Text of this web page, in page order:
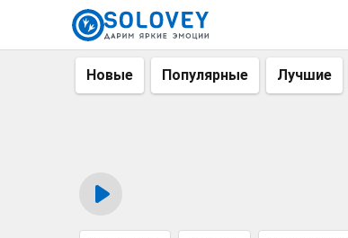
Новые Популярные Лучшие